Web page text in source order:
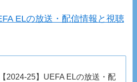
ELの放送・配信情報と視聴
【2024-25】UEFA ELの放送・配